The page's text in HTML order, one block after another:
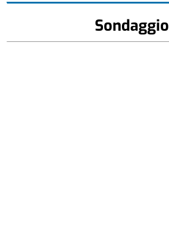
Sondaggio